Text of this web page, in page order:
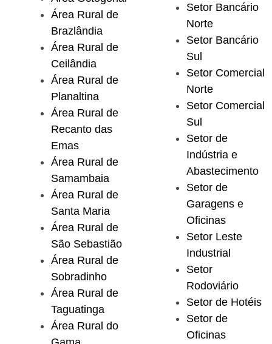
Área Rural de
Brazlândia
Área Rural de
Ceilândia
Área Rural de
Planaltina
Área Rural de
Recanto das
Emas
Área Rural de
Samambaia
Área Rural de
Santa Maria
Área Rural de
São Sebastião
Área Rural de
Sobradinho
Área Rural de
Taguatinga
Área Rural do
Setor Bancário
Norte
Setor Bancário
Sul
Setor Comercial
Norte
Setor Comercial
Sul
Setor de
Indústria e
Abastecimento
Setor de
Garagens e
Oficinas
Setor Leste
Industrial
Setor
Rodoviário
Setor de Hotéis
Setor de
Oficinas